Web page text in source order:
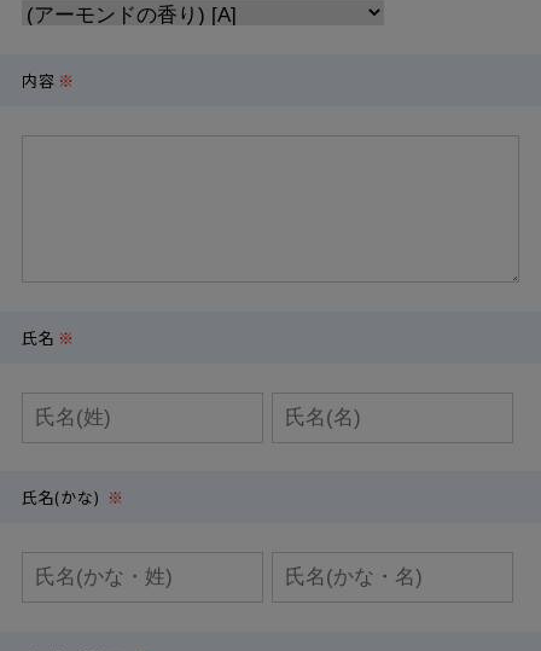
会員登録でお得
NEWS一覧
利用規約
内容 ※
氏名 ※
氏名(かな) ※